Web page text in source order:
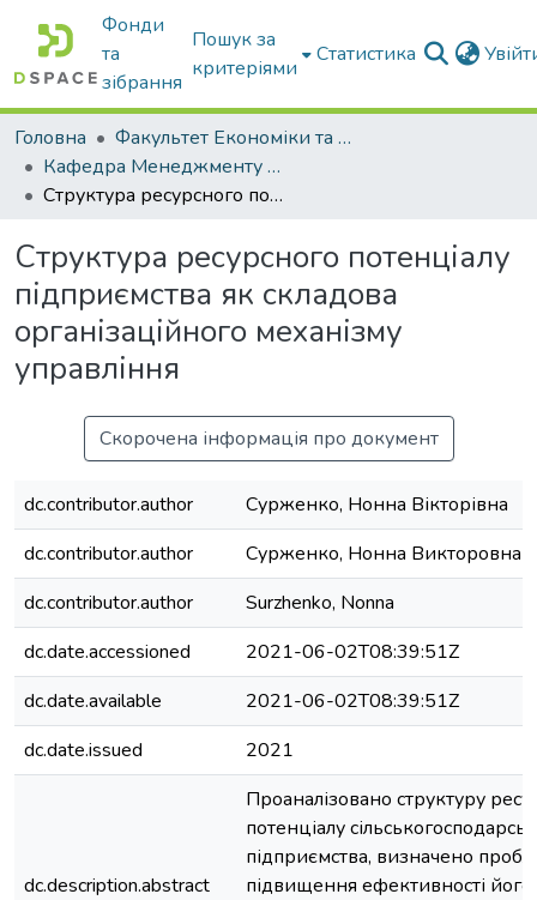
Фонди
та
зібрання
Пошук за
критеріями
Статистика
Головна
Факультет Економіки та бізнесу
Кафедра Менеджменту та публічного адміністрування
Структура ресурсного потенціалу підприємства як складова організаційного механізму управління
Структура ресурсного потенціалу
підприємства як складова
організаційного механізму
управління
Скорочена інформація про документ
dc.contributor.author
Сурженко, Нонна Вікторівна
dc.contributor.author
Сурженко, Нонна Викторовна
dc.contributor.author
Surzhenko, Nonna
dc.date.accessioned
2021-06-02T08:39:51Z
dc.date.available
2021-06-02T08:39:51Z
dc.date.issued
2021
dc.description.abstract
Проаналізовано структуру
потенціалу
підприємства, визначено
підвищення ефективності